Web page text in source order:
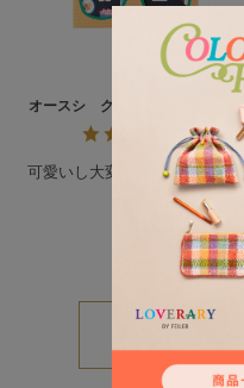
オースシ クリーニングクロス
L/CCOHS-193021
詳細を見る
可愛いし大変気に入ってます